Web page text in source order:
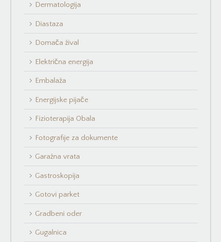
Dermatologija
Diastaza
Domača žival
Električna energija
Embalaža
Energijske pijače
Fizioterapija Obala
Fotografije za dokumente
Garažna vrata
Gastroskopija
Gotovi parket
Gradbeni oder
Gugalnica